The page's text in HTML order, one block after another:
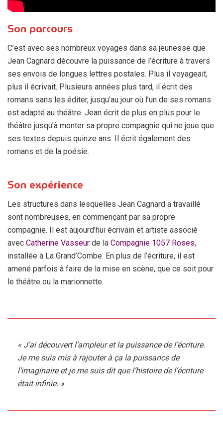
Son parcours
C’est avec ses nombreux voyages dans sa jeunesse que
Jean Cagnard découvre la puissance de l’écriture à travers
ses envois de longues lettres postales. Plus il voyageait,
plus il écrivait. Plusieurs années plus tard, il écrit des
romans sans les éditer, jusqu’au jour où l’un de ses romans
est adapté au théâtre. Jean écrit de plus en plus pour le
théâtre jusqu’à monter sa propre compagnie qui ne joue que
ses textes depuis quinze ans. Il écrit également des
romans et de la poésie.
Son expérience
Les structures dans lesquelles Jean Cagnard a travaillé
sont nombreuses, en commençant par sa propre
compagnie. Il est aujourd’hui écrivain et artiste associé
avec Catherine Vasseur de la Compagnie 1057 Roses,
installée à La Grand’Combe. En plus de l’écriture, il est
amené parfois à faire de la mise en scène, que ce soit pour
le théâtre ou la marionnette.
« J’ai découvert l’ampleur et la puissance de l’écriture.
Je me suis mis à rajouter à ça la puissance de
l’imaginaire et je me suis dit que l’histoire de l’écriture
était infinie. »